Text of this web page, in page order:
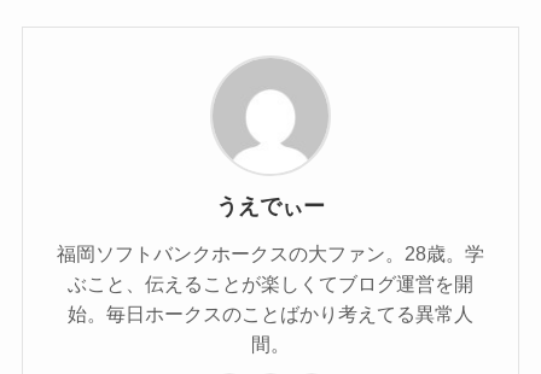
うえでぃー
福岡ソフトバンクホークスの大ファン。28歳。学
ぶこと、伝えることが楽しくてブログ運営を開
始。毎日ホークスのことばかり考えてる異常人
間。